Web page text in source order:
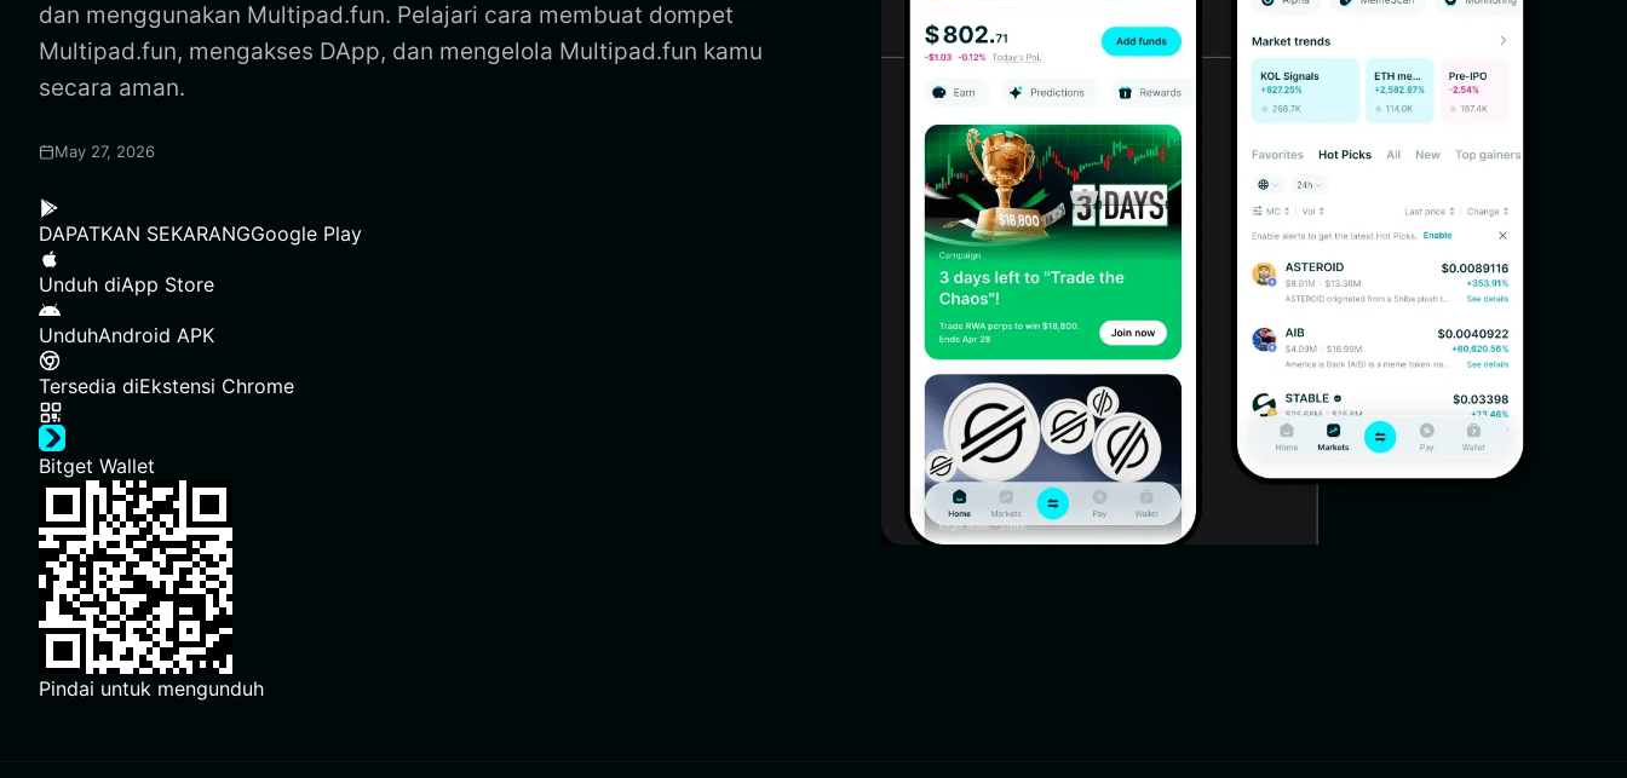
dan menggunakan Multipad.fun. Pelajari cara membuat dompet
Multipad.fun, mengakses DApp, dan mengelola Multipad.fun kamu
secara aman.
May 27, 2026
DAPATKAN SEKARANGGoogle Play
Unduh diApp Store
UnduhAndroid APK
Tersedia diEkstensi Chrome
Bitget Wallet
Pindai untuk mengunduh